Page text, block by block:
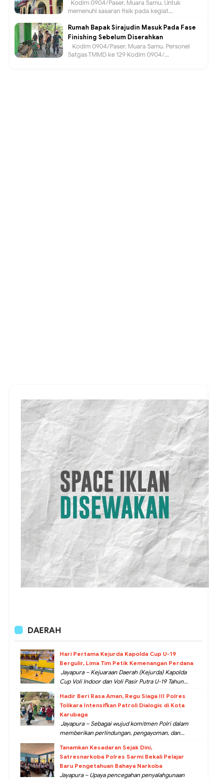
Kodim 0904/Paser, Muara Samu. Untuk
memenuhi sasaran fisik pada kegiat...
Rumah Bapak Sirajudin Masuk Pada Fase
Finishing Sebelum Diserahkan
Kodim 0904/Paser, Muara Samu. Personel
Satgas TMMD ke 129 Kodim 0904/...
DAERAH
Hari Pertama Kejurda Kapolda Cup U-19
Bergulir, Lima Tim Petik Kemenangan Perdana
Jayapura – Kejuaraan Daerah (Kejurda) Kapolda
Cup Voli Indoor dan Voli Pasir Putra U-19 Tahun...
Hadir Beri Rasa Aman, Regu Siaga III Polres
Tolikara Intensifkan Patroli Dialogis di Kota
Karubaga
Jayapura – Sebagai wujud komitmen Polri dalam
memberikan perlindungan, pengayoman, dan...
Tanamkan Kesadaran Sejak Dini,
Satresnarkoba Polres Sarmi Bekali Pelajar
Baru Pengetahuan Bahaya Narkoba
Jayapura – Upaya pencegahan penyalahgunaan